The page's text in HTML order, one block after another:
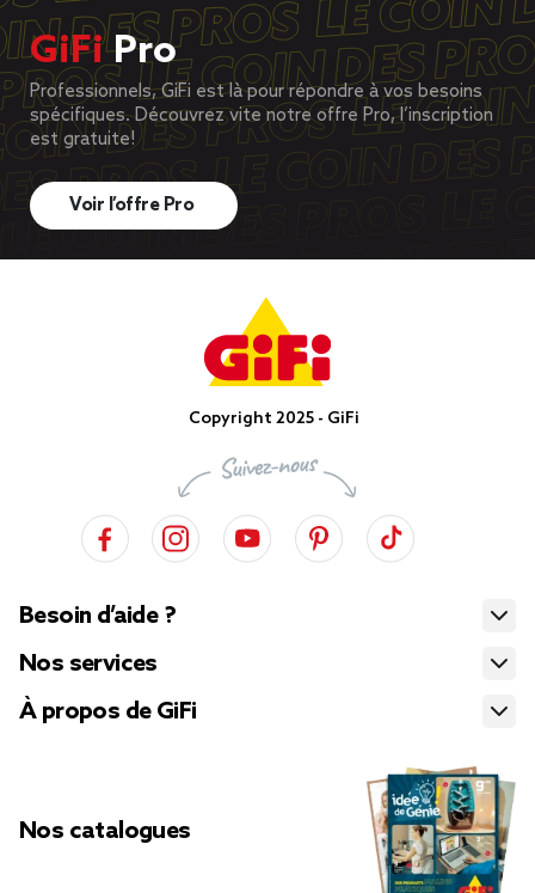
GiFiPro
Professionnels, GiFi est là pour répondre à vos besoins
spécifiques. Découvrez vite notre offre Pro, l’inscription
est gratuite!
Voir l’offre Pro
Copyright 2025 - GiFi
Besoin d’aide ?
Nos services
À propos de GiFi
Nos catalogues